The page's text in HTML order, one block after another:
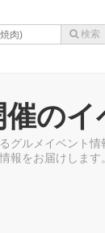
催の
グルメイベント
報をお届けします。